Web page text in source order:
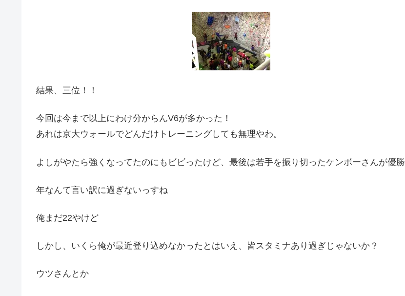
結果、三位！！
今回は今まで以上にわけ分からんV6が多かった！
あれは京大ウォールでどんだけトレーニングしても無理やわ。
よしがやたら強くなってたのにもビビったけど、最後は若手を振り切ったケンボーさんが優勝
年なんて言い訳に過ぎないっすね
俺まだ22やけど
しかし、いくら俺が最近登り込めなかったとはいえ、皆スタミナあり過ぎじゃないか？
ウツさんとか